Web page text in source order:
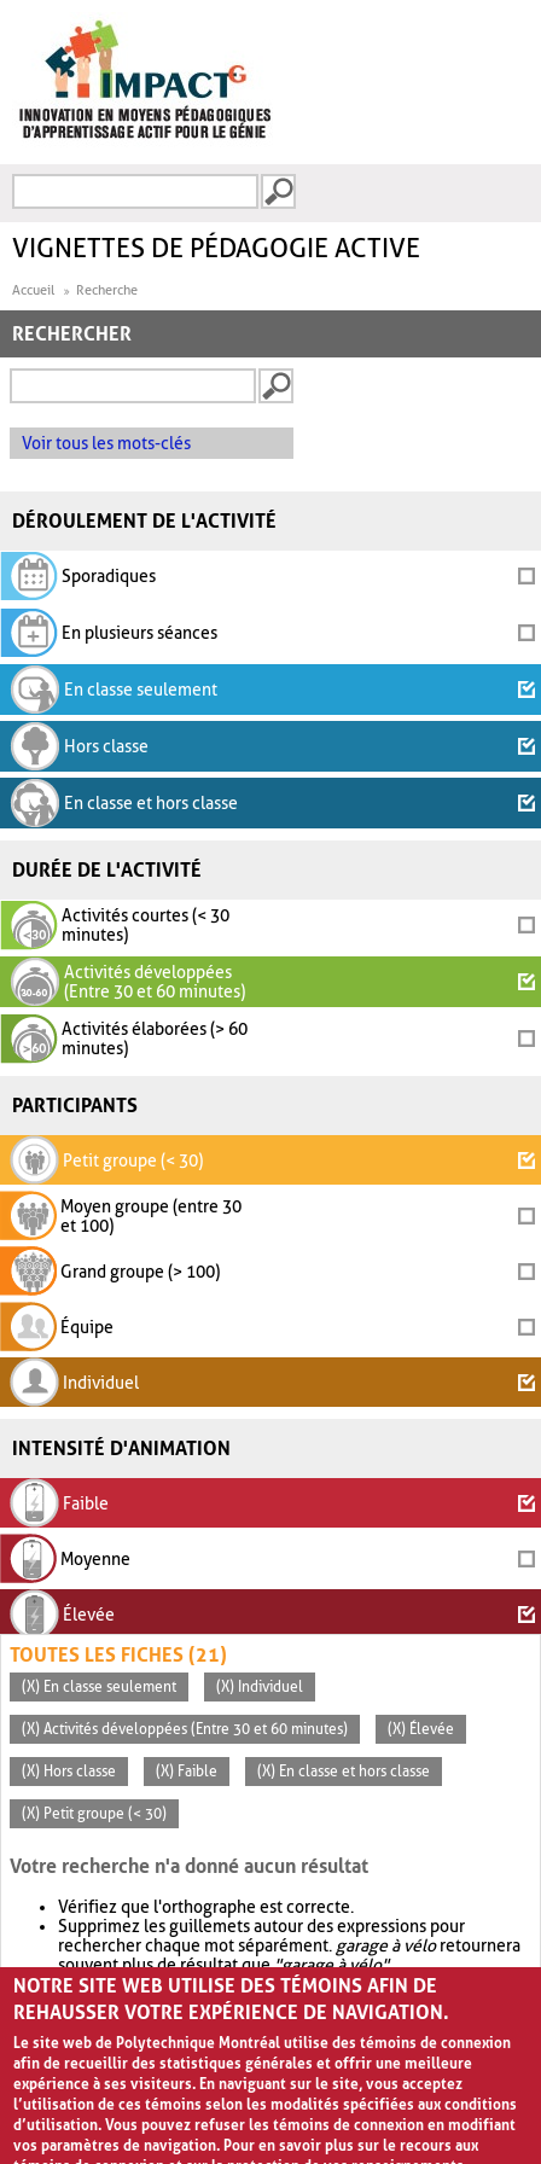
FORMULAIRE DE
VIGNETTES DE PÉDAGOGIE ACTIVE
Accueil Recherche
RECHERCHER
Voir tous les mots-clés
DÉROULEMENT DE L'ACTIVITÉ
Sporadiques
En plusieurs séances
En classe seulement
Hors classe
En classe et hors classe
DURÉE DE L'ACTIVITÉ
Activités courtes (< 30
minutes)
Activités développées
(Entre 30 et 60 minutes)
Activités élaborées (> 60
minutes)
PARTICIPANTS
Petit groupe (< 30)
Moyen groupe (entre 30
et 100)
Grand groupe (> 100)
Équipe
Individuel
INTENSITÉ D'ANIMATION
Faible
Moyenne
Élevée
TOUTES LES FICHES (21)
(X) En classe seulement (X) Individuel
(X) Activités développées (Entre 30 et 60 minutes) (X) Élevée
(X) Hors classe (X) Faible (X) En classe et hors classe
(X) Petit groupe (< 30)
Votre recherche n'a donné aucun résultat
Vérifiez que l'orthographe est correcte.
Supprimez les guillemets autour des expressions pour
rechercher chaque mot séparément. garage à véloretournera
souvent plus de résultat que"garage à vélo".
Envisagez d'élargir votre recherche avec OR.garage OR vélo
retournera souvent plus de résultat quegarage à vélo
NOTRE SITE WEB UTILISE DES TÉMOINS AFIN DE
REHAUSSER VOTRE EXPÉRIENCE DE NAVIGATION.
Le site web de Polytechnique Montréal utilise des témoins de connexion
afin de recueillir des statistiques générales et offrir une meilleure
expérience à ses visiteurs. En naviguant sur le site, vous acceptez
l’utilisation de ces témoins selon les modalités spécifiées aux conditions
d’utilisation. Vous pouvez refuser les témoins de connexion en modifiant
vos paramètres de navigation. Pour en savoir plus sur le recours aux